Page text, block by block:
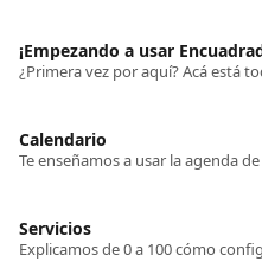
¡Empezando a usar
Calendario
Te enseñamos a usar la agenda
Servicios
Explicamos de 0 a 100 cómo